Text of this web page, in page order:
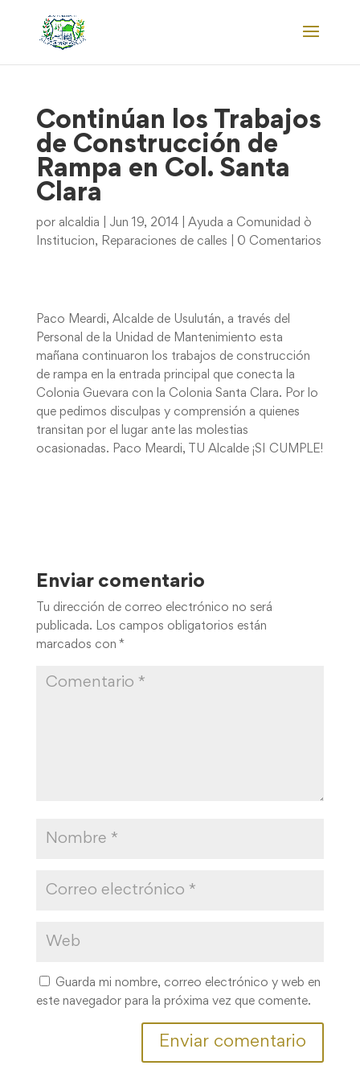
Continúan los Trabajos
de Construcción de
Rampa en Col. Santa
Clara
por alcaldia Jun 19, 2014| Ayuda a Comunidad ò
Institucion, Reparaciones de calles 0 Comentarios
Paco Meardi, Alcalde de Usulután, a través del
Personal de la Unidad de Mantenimiento esta
mañana continuaron los trabajos de construcción
de rampa en la entrada principal que conecta la
Colonia Guevara con la Colonia Santa Clara. Por lo
que pedimos disculpas y comprensión a quienes
transitan por el lugar ante las molestias
ocasionadas. Paco Meardi, TU Alcalde ¡SI CUMPLE!
Enviar comentario
Tu dirección de correo electrónico no será
publicada.
Los campos obligatorios están
marcados con *
Guarda mi nombre, correo electrónico y web en
este navegador para la próxima vez que comente.